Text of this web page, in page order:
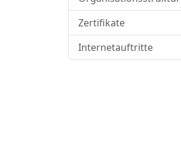
Zertifikate
Internetauftritte